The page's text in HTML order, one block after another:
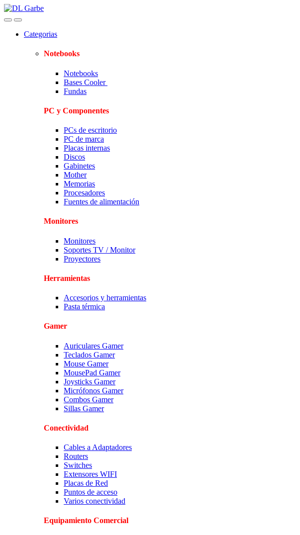
Skip
to
Skip
to
Categorias
Notebooks
Notebooks
Bases Cooler
Fundas
PC y Componentes
PCs de escritorio
PC de marca
Placas internas
Discos
Gabinetes
Mother
Memorias
Procesadores
Fuentes de alimentación
Monitores
Monitores
Soportes TV / Monitor
Proyectores
Herramientas
Accesorios y herramientas
Pasta térmica
Gamer
Auriculares Gamer
Teclados Gamer
Mouse Gamer
MousePad Gamer
Joysticks Gamer
Micrófonos Gamer
Combos Gamer
Sillas Gamer
Conectividad
Cables a Adaptadores
Routers
Switches
Extensores WIFI
Placas de Red
Puntos de acceso
Varios conectividad
Equipamiento Comercial